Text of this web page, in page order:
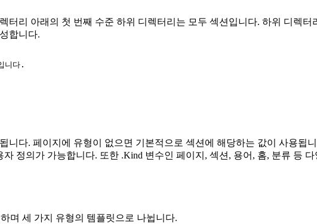
리 아래의 첫 번째 수준 하위 디렉터리는 모두 섹션입니다. 하위 디렉터
합니다.
다.
다. 페이지에 유형이 없으면 기본적으로 섹션에 해당하는 값이 사용됩
정의가 가능합니다. 또한 .Kind 변수인 페이지, 섹션, 용어, 홈, 분류 등
며 세 가지 유형의 템플릿으로 나뉩니다.